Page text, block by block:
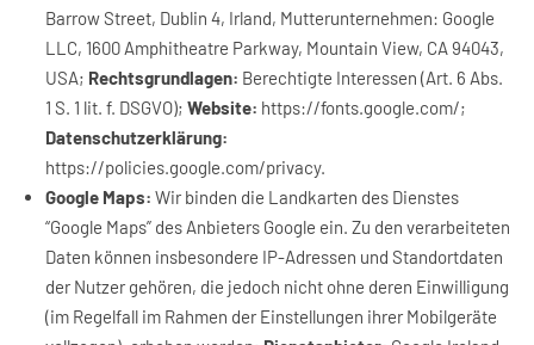
Barrow Street, Dublin 4, Irland, Mutterunternehmen: Google
LLC, 1600 Amphitheatre Parkway, Mountain View, CA 94043,
USA; Rechtsgrundlagen: Berechtigte Interessen (Art. 6 Abs.
1 S. 1 lit. f. DSGVO); Website: https://fonts.google.com/;
Datenschutzerklärung:
https://policies.google.com/privacy.
Google Maps: Wir binden die Landkarten des Dienstes
“Google Maps” des Anbieters Google ein. Zu den verarbeiteten
Daten können insbesondere IP-Adressen und Standortdaten
der Nutzer gehören, die jedoch nicht ohne deren Einwilligung
(im Regelfall im Rahmen der Einstellungen ihrer Mobilgeräte